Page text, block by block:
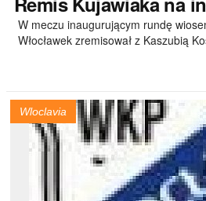
W meczu inaugurującym rundę
Włocławek zremisował z Kaszubią
Wloclavia